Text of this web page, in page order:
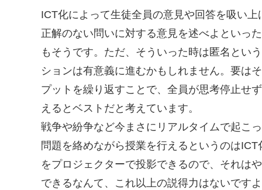
ICT化によって生徒全員の意見や回答を吸い
正解のない問いに対する意見を述べよといっ
もそうです。ただ、そういった時は匿名とい
ションは有意義に進むかもしれません。要は
プットを繰り返すことで、全員が思考停止せ
えるとベストだと考えています。
戦争や紛争など今まさにリアルタイムで起こ
問題を絡めながら授業を行えるというのは
をプロジェクターで投影できるので、それは
できるなんて、これ以上の説得力はないです